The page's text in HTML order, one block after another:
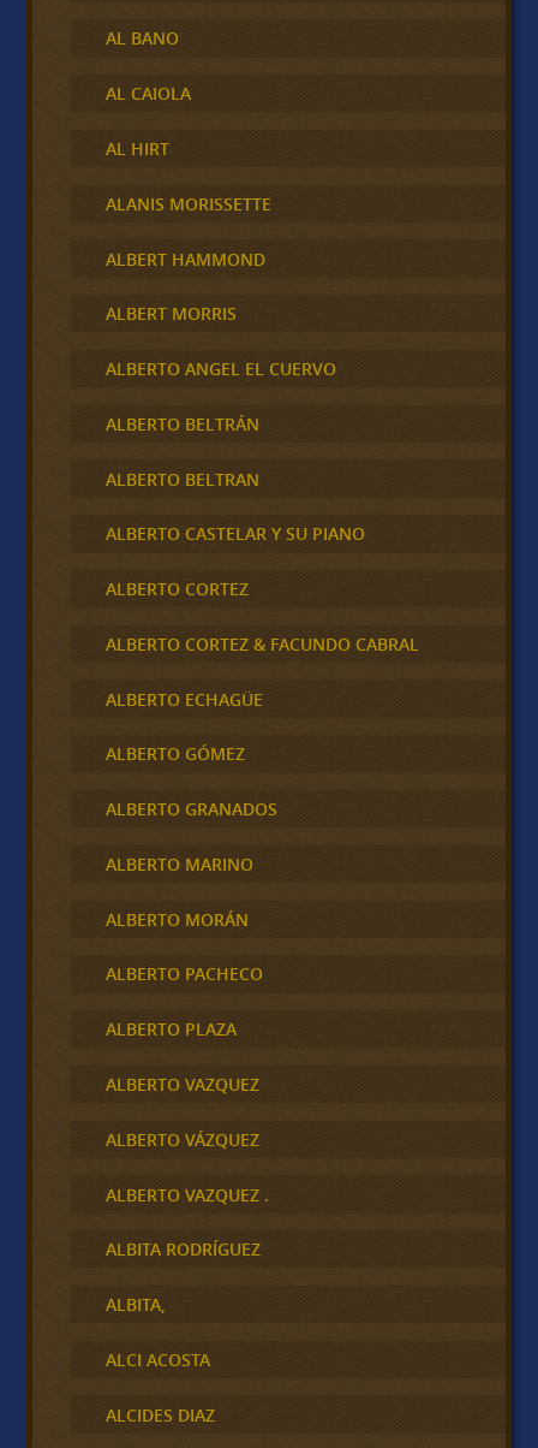
AL BANO
AL CAIOLA
AL HIRT
ALANIS MORISSETTE
ALBERT HAMMOND
ALBERT MORRIS
ALBERTO ANGEL EL CUERVO
ALBERTO BELTRÁN
ALBERTO BELTRAN
ALBERTO CASTELAR Y SU PIANO
ALBERTO CORTEZ
ALBERTO CORTEZ & FACUNDO CABRAL
ALBERTO ECHAGÜE
ALBERTO GÓMEZ
ALBERTO GRANADOS
ALBERTO MARINO
ALBERTO MORÁN
ALBERTO PACHECO
ALBERTO PLAZA
ALBERTO VAZQUEZ
ALBERTO VÁZQUEZ
ALBERTO VAZQUEZ .
ALBITA RODRÍGUEZ
ALBITA,
ALCI ACOSTA
ALCIDES DIAZ